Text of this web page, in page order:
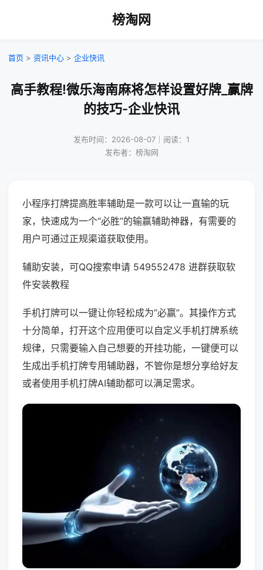
榜淘网
首页 > 资讯中心 > 企业快讯
高手教程!微乐海南麻将怎样设置好牌_赢牌
的技巧-企业快讯
发布时间：2026-08-07｜阅读：1
发布者：榜淘网
小程序打牌提高胜率辅助是一款可以让一直输的玩
家，快速成为一个“必胜”的输赢辅助神器，有需要的
用户可通过正规渠道获取使用。
辅助安装，可QQ搜索申请 549552478 进群获取软
件安装教程
手机打牌可以一键让你轻松成为“必赢”。其操作方式
十分简单，打开这个应用便可以自定义手机打牌系统
规律，只需要输入自己想要的开挂功能，一键便可以
生成出手机打牌专用辅助器，不管你是想分享给好友
或者使用手机打牌AI辅助都可以满足需求。